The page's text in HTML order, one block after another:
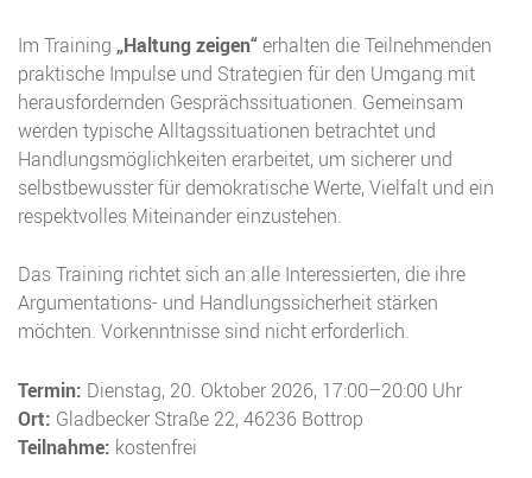
Im Training „Haltung zeigen“erhalten die Teilnehmenden
praktische Impulse und Strategien für den Umgang mit
herausfordernden Gesprächssituationen. Gemeinsam
werden typische Alltagssituationen betrachtet und
Handlungsmöglichkeiten erarbeitet, um sicherer und
selbstbewusster für demokratische Werte, Vielfalt und ein
respektvolles Miteinander einzustehen.
Das Training richtet sich an alle Interessierten, die ihre
Argumentations- und Handlungssicherheit stärken
möchten. Vorkenntnisse sind nicht erforderlich.
Termin: Dienstag, 20. Oktober 2026, 17:00–20:00 Uhr
Ort: Gladbecker Straße 22, 46236 Bottrop
Teilnahme: kostenfrei